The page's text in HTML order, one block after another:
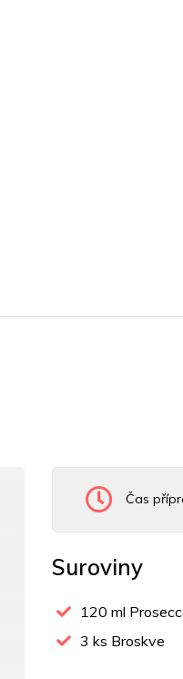
Čas
Suroviny
120 ml
3 ks Broskve